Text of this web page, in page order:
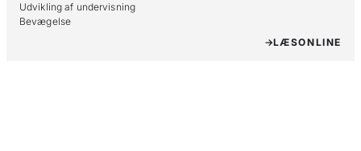
Udvikling af undervisning
Bevægelse
LÆSONLINE